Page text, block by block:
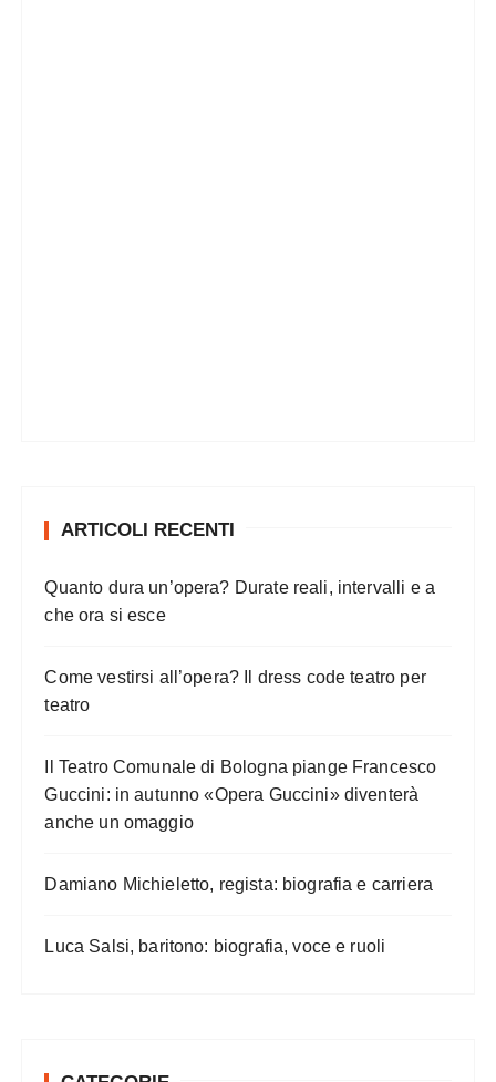
ARTICOLI RECENTI
Quanto dura un’opera? Durate reali, intervalli e a
che ora si esce
Come vestirsi all’opera? Il dress code teatro per
teatro
Il Teatro Comunale di Bologna piange Francesco
Guccini: in autunno «Opera Guccini» diventerà
anche un omaggio
Damiano Michieletto, regista: biografia e carriera
Luca Salsi, baritono: biografia, voce e ruoli